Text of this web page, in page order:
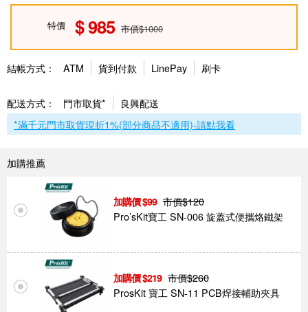
特價 985 市價$1000
結帳方式： ATM 貨到付款 LinePay 刷卡
配送方式： 門市取貨*
良興配送
*滿千元門市取貨現折1%(部分商品不適用)-請點我看
加購推薦
99 市價$120
Pro’sKit寶工 SN-006 旋蓋式便攜烙鐵架
219 市價$260
ProsKit 寶工 SN-11 PCB焊接輔助夾具